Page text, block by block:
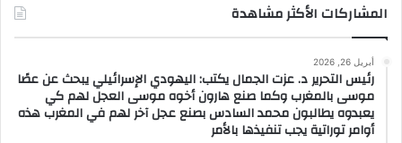
المشاركات الأكثر مشاهدة
أبريل 26, 2026
رئيس التحرير د. عزت الجمال يكتب: اليهودي الإسرائيلي يبحث عن عصًا
موسى بالمغرب وكما صنع هارون أخوه موسى العجل لهم كي
يعبدوه يطالبون محمد السادس بصنع عجل آخر لهم في المغرب هذه
أوامر توراتية يجب تنفيذها بالأمر